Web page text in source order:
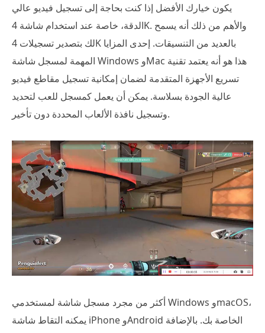
يكون خيارك الأفضل إذا كنت بحاجة إلى تسجيل فيديو عالي
الدقة، خاصة عند استخدام شاشة 4K. والأهم من ذلك أنه يسمح
لك بتصدير تسجيلات 4K بالعديد من التنسيقات. إحدى المزايا
المهمة لمسجل شاشة Windows وMac هذا هو أنه يعتمد تقنية
تسريع الأجهزة المتقدمة لضمان إمكانية تسجيل مقاطع فيديو
عالية الجودة بسلاسة. يمكن أن يعمل كمسجل للعب لتحديد
وتسجيل نافذة الألعاب المحددة دون تأخير.
أكثر من مجرد مسجل شاشة لمستخدمي Windows وmacOS،
يمكنه التقاط شاشة iPhone وAndroid الخاصة بك. بالإضافة